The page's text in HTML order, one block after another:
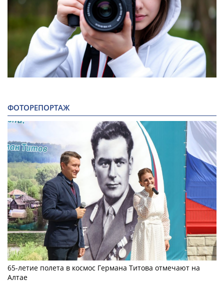
ФОТОРЕПОРТАЖ
65-летие полета в космос Германа Титова отмечают на
Алтае